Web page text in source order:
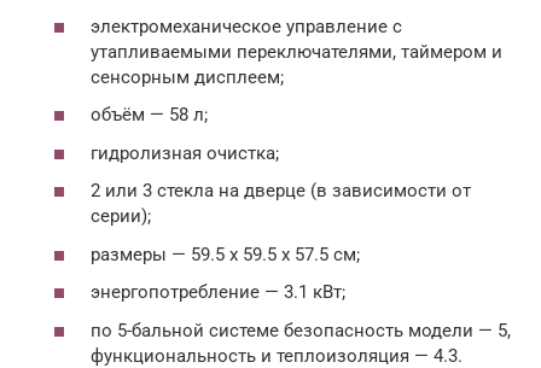
электромеханическое управление с
утапливаемыми переключателями, таймером и
сенсорным дисплеем;
объём — 58 л;
гидролизная очистка;
2 или 3 стекла на дверце (в зависимости от
серии);
размеры — 59.5 х 59.5 x 57.5 см;
энергопотребление — 3.1 кВт;
по 5-бальной системе безопасность модели — 5,
функциональность и теплоизоляция — 4.3.